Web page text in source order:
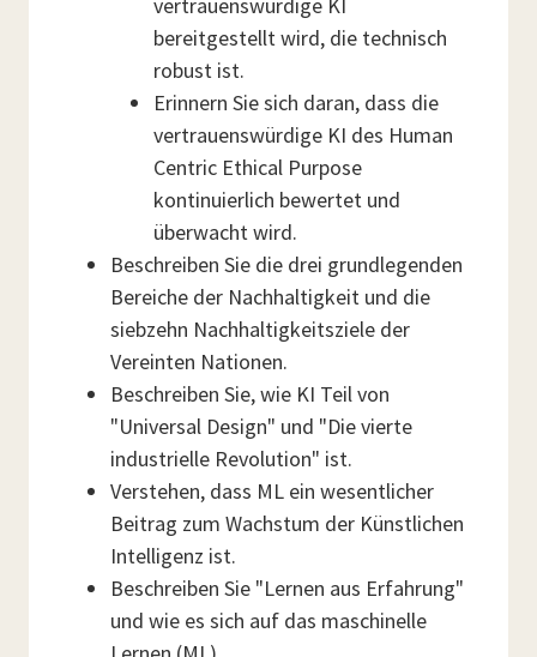
bereitgestellt wird, die technisch
robust ist.
Erinnern Sie sich daran, dass die
vertrauenswürdige KI des Human
Centric Ethical Purpose
kontinuierlich bewertet und
überwacht wird.
Beschreiben Sie die drei grundlegenden
Bereiche der Nachhaltigkeit und die
siebzehn Nachhaltigkeitsziele der
Vereinten Nationen.
Beschreiben Sie, wie KI Teil von
"Universal Design" und "Die vierte
industrielle Revolution" ist.
Verstehen, dass ML ein wesentlicher
Beitrag zum Wachstum der Künstlichen
Intelligenz ist.
Beschreiben Sie "Lernen aus Erfahrung"
und wie es sich auf das maschinelle